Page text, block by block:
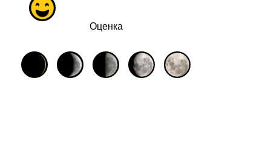
Оценка